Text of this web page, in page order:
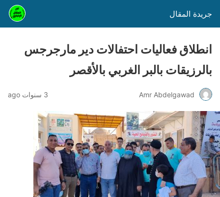
جريدة المقال
انطلاق فعاليات احتفالات دير مارجرجس
بالرزيقات بالبر الغربي بالأقصر
Amr Abdelgawad 3 سنوات ago